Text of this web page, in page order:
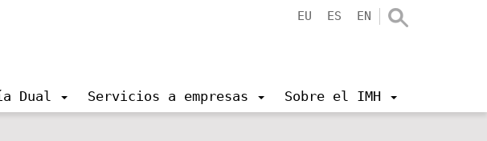
EU ES EN
Dual Servicios a empresas Sobre el IMH